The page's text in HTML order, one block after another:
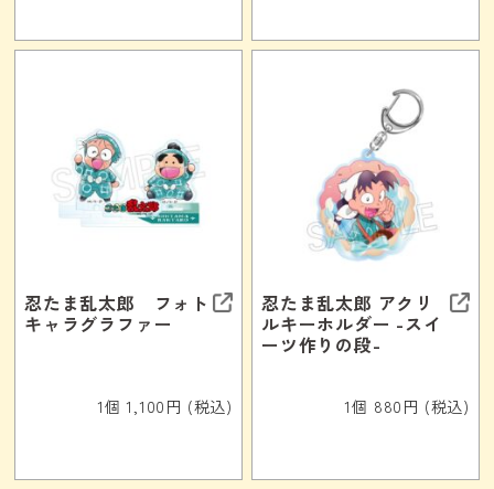
忍たま乱太郎 フォト
キャラグラファー
1個 1,100円 (税込)
忍たま乱太郎 アクリ
ルキーホルダー -スイ
ーツ作りの段-
1個 880円 (税込)